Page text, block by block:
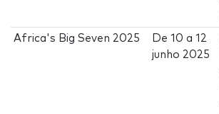
Africa's Big Seven 2025 De10 a12
junho 2025